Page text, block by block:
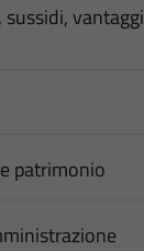
vantaggi
patrimonio